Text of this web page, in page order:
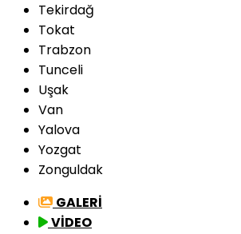
Tekirdağ
Tokat
Trabzon
Tunceli
Uşak
Van
Yalova
Yozgat
Zonguldak
GALERİ
VİDEO